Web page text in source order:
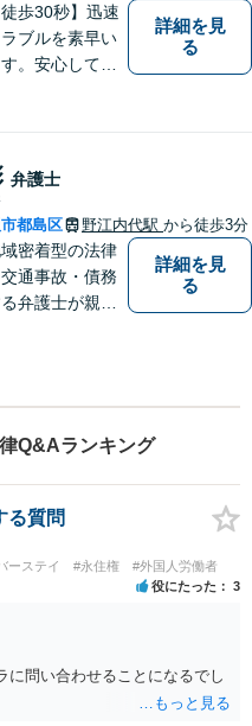
徒歩30秒】迅速
ブルを素早い
。安心して話
事故・借金・
お任せくださ
詳細を見
る
弁護士
都島区 野江内代駅 から徒歩3分
域密着型の法律
通事故・債務
弁護士が親身
軽にご連絡く
談予約受付中
詳細を見
る
Q&Aランキング
る質問
ーステイ #永住権 #外国人労働者
役にたった 3
に問い合わせることになるでし